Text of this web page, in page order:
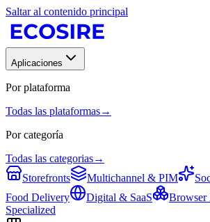
Saltar al contenido principal
Aplicaciones
Por plataforma
Todas las plataformas→
Por categoría
Todas las categorias→
Storefronts
Multichannel & PIM
Food Delivery
Digital & SaaS
Browser
Specialized